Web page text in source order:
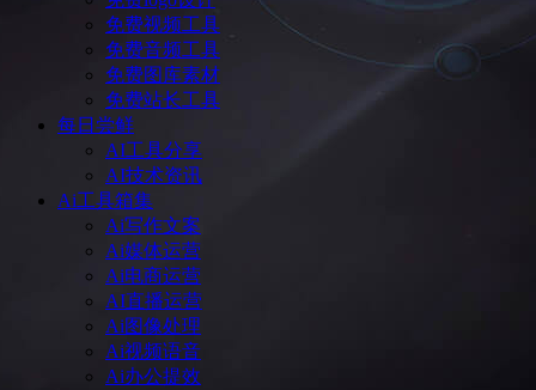
免费视频工具
免费音频工具
免费图库素材
免费站长工具
每日尝鲜
AI工具分享
AI技术资讯
Ai工具箱集
Ai写作文案
Ai媒体运营
Ai电商运营
AI直播运营
Ai图像处理
Ai视频语音
Ai办公提效